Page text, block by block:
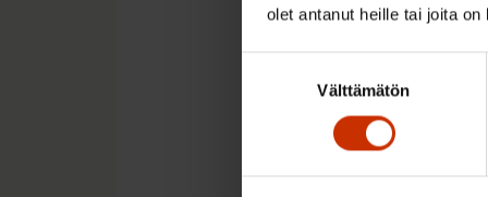
olet antanut heille tai joita
Välttämätön
Koistinen Mari, 700,00
Liitto: PAM